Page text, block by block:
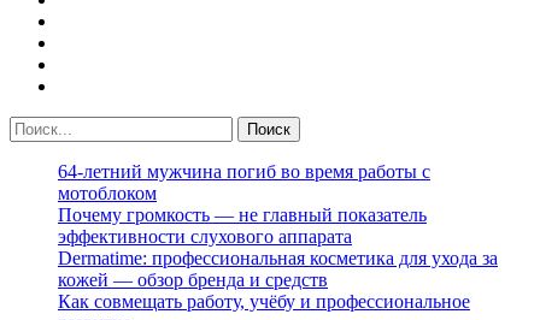
64-летний мужчина погиб во время работы с
мотоблоком
Почему громкость — не главный показатель
эффективности слухового аппарата
Dermatime: профессиональная косметика для ухода за
кожей — обзор бренда и средств
Как совмещать работу, учёбу и профессиональное